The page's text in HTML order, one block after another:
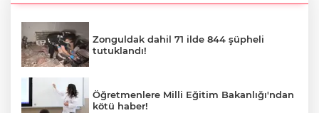
Zonguldak dahil 71 ilde 844 şüpheli
tutuklandı!
Öğretmenlere Milli Eğitim Bakanlığı'ndan
kötü haber!